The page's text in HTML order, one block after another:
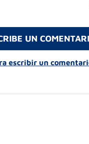
UN
escribir un